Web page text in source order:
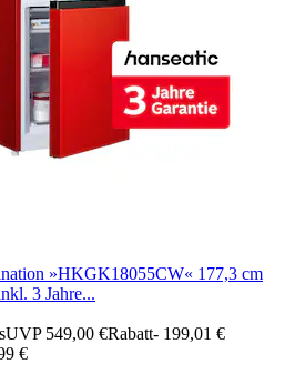
»HKGK18055CW« 177,3 cm
3 Jahre...
UVP 549,00 €Rabatt- 199,01 €
€